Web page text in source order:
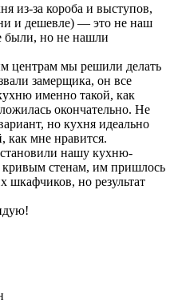
из-за короба и выступов,
и дешевле) — это не наш
были, но не нашли
центрам мы решили делать
замерщика, он все
именно такой, как
окончательно. Не
но кухня идеально
как мне нравится.
нашу кухню-
кривым стенам, им пришлось
шкафчиков, но результат